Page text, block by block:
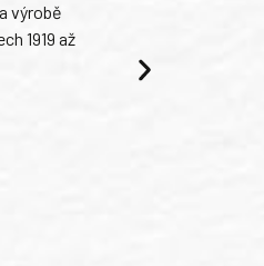
výrobě
1919 až